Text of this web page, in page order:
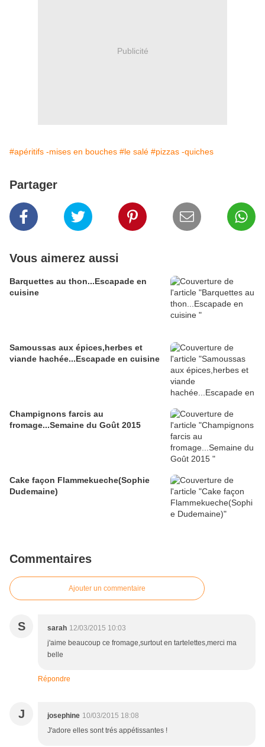
Publicité
#apéritifs -mises en bouches #le salé #pizzas -quiches
Partager
Vous aimerez aussi
Barquettes au thon...Escapade en
cuisine
Samoussas aux épices,herbes et
viande hachée...Escapade en cuisine
Champignons farcis au
fromage...Semaine du Goût 2015
Cake façon Flammekueche(Sophie
Dudemaine)
Commentaires
Ajouter un commentaire
S sarah 12/03/2015 10:03
j'aime beaucoup ce fromage,surtout en tartelettes,merci ma
belle
Répondre
J josephine 10/03/2015 18:08
J'adore elles sont trés appétissantes !